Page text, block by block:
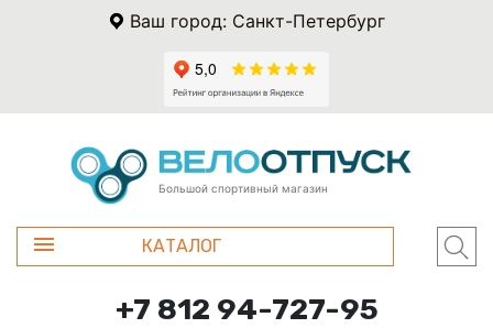
Ваш город: Санкт-Петербург
Большой спортивный магазин
КАТАЛОГ
+7 812 94-727-95